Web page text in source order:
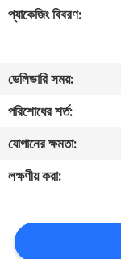
ভ্রমণ
নিয়ন্ত্রণ
আমাদের
সাথে
করুন
প্যাকেজিং বিবরণ:
ডেলিভারি সময়:
পরিশোধের শর্ত:
যোগানের ক্ষমতা:
লক্ষণীয় করা: